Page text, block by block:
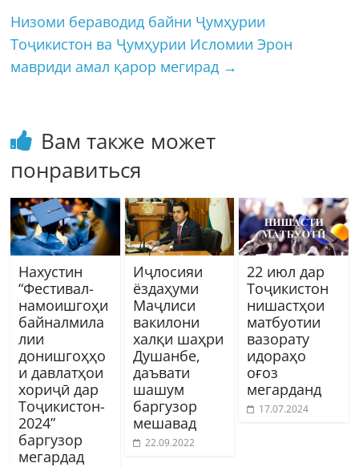
Низоми бераводид байни Ҷумҳурии
Тоҷикистон ва Ҷумҳурии Исломии Эрон
мавриди амал қарор мегирад →
Вам также может
понравиться
Нахустин
“Фестивал-
намоишгоҳи
байналмила
лии
донишгоҳҳо
и давлатҳои
хориҷӣ дар
Тоҷикистон-
2024”
баргузор
мегардад
Иҷлосияи
ёздаҳуми
Маҷлиси
вакилони
халқи шаҳри
Душанбе,
даъвати
шашум
баргузор
мешавад
22.09.2022
22 июл дар
Тоҷикистон
нишастҳои
матбуотии
вазорату
идораҳо
оғоз
мегарданд
17.07.2024